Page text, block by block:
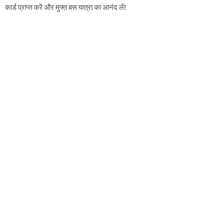
कार्ड प्राप्त करें और मुफ्त बस यात्रा का आनंद लें!